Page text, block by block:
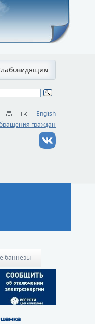
English
граждан
баннеры